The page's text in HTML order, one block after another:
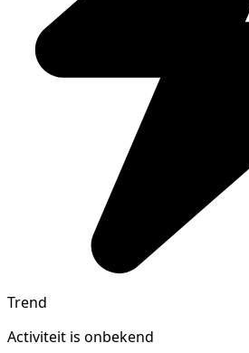
Trend
Activiteit is onbekend